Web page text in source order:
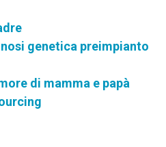
genetica preimpianto
di mamma e papà